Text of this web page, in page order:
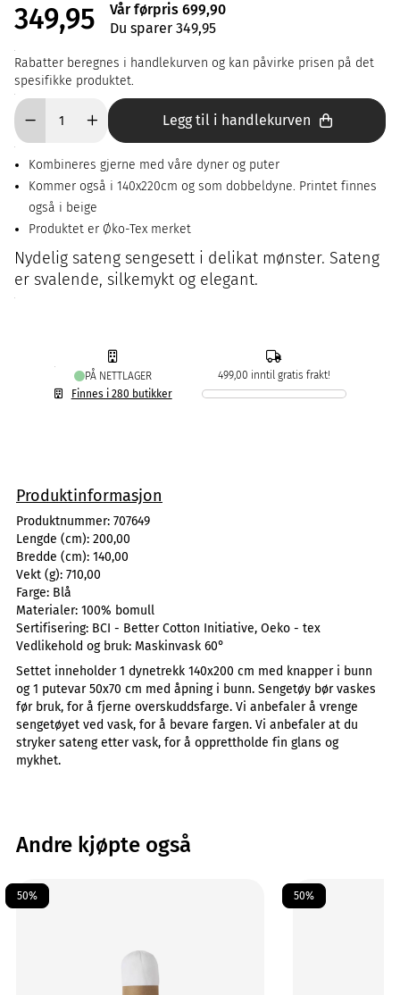
349,95
Vår førpris 699,90
Du sparer 349,95
Rabatter beregnes i handlekurven og kan påvirke prisen på det
spesifikke produktet.
Legg til i handlekurven
Kombineres gjerne med våre dyner og puter
Kommer også i 140x220cm og som dobbeldyne. Printet finnes
også i beige
Produktet er Øko-Tex merket
Nydelig sateng sengesett i delikat mønster. Sateng
er svalende, silkemykt og elegant.
PÅ NETTLAGER
Finnes i 280 butikker
499,00 inntil gratis frakt!
Produktinformasjon
Produktnummer: 707649
Lengde (cm): 200,00
Bredde (cm): 140,00
Vekt (g): 710,00
Farge: Blå
Materialer: 100% bomull
Sertifisering: BCI - Better Cotton Initiative, Oeko - tex
Vedlikehold og bruk: Maskinvask 60°
Settet inneholder 1 dynetrekk 140x200 cm med knapper i bunn
og 1 putevar 50x70 cm med åpning i bunn. Sengetøy bør vaskes
før bruk, for å fjerne overskuddsfarge. Vi anbefaler å vrenge
sengetøyet ved vask, for å bevare fargen. Vi anbefaler at du
stryker sateng etter vask, for å opprettholde fin glans og
mykhet.
Andre kjøpte også
50% 50%